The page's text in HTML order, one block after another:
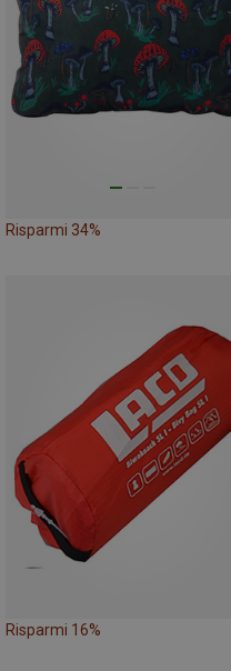
Risparmi 34%
Risparmi 16%